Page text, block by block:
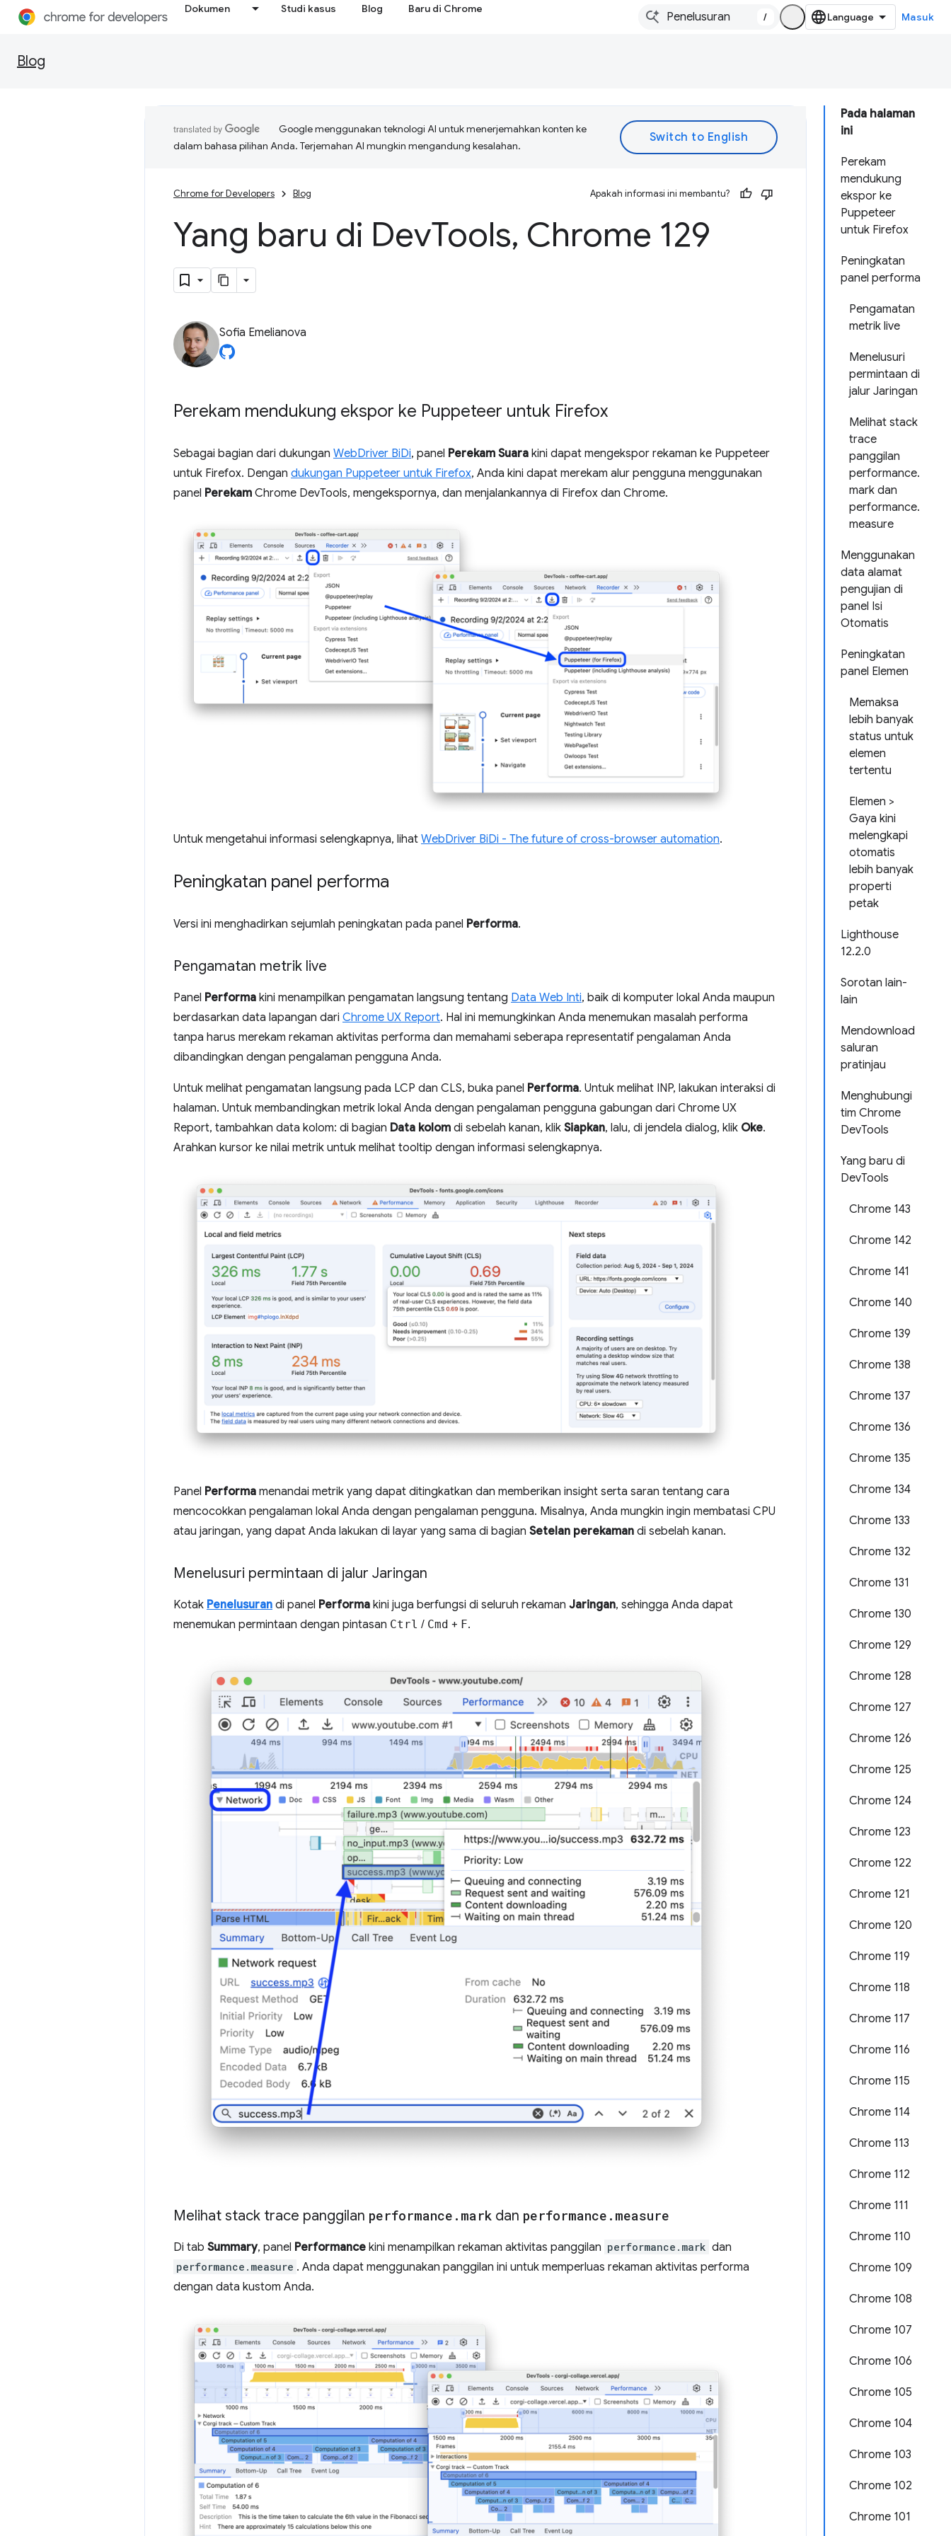
Dokumen Studi kasus Blog Baru di Chrome
/ Masuk
Blog
Pada halaman
ini
Perekam
mendukung
ekspor ke
Puppeteer
untuk Firefox
Peningkatan
panel performa
Pengamatan
metrik live
Menelusuri
permintaan di
jalur Jaringan
Melihat stack
trace
panggilan
performance.
mark dan
performance.
measure
Menggunakan
data alamat
pengujian di
panel Isi
Otomatis
Peningkatan
panel Elemen
Memaksa
lebih banyak
status untuk
elemen
tertentu
Elemen >
Gaya kini
melengkapi
otomatis
lebih banyak
properti
petak
Lighthouse
12.2.0
Sorotan lain-
lain
Mendownload
saluran
pratinjau
Menghubungi
tim Chrome
DevTools
Yang baru di
DevTools
Chrome 143
Chrome 142
Chrome 141
Chrome 140
Chrome 139
Chrome 138
Chrome 137
Chrome 136
Chrome 135
Chrome 134
Chrome 133
Chrome 132
Chrome 131
Chrome 130
Chrome 129
Chrome 128
Chrome 127
Chrome 126
Chrome 125
Chrome 124
Chrome 123
Chrome 122
Chrome 121
Chrome 120
Chrome 119
Chrome 118
Chrome 117
Chrome 116
Chrome 115
Chrome 114
Chrome 113
Chrome 112
Chrome 111
Chrome 110
Chrome 109
Chrome 108
Chrome 107
Chrome 106
Chrome 105
Chrome 104
Chrome 103
Chrome 102
Chrome 101
Google menggunakan teknologi AI untuk menerjemahkan konten ke
dalam bahasa pilihan Anda. Terjemahan AI mungkin mengandung kesalahan.
Chrome for Developers Blog Apakah informasi ini membantu?
Yang baru di DevTools, Chrome 129
Sofia Emelianova
Perekam mendukung ekspor ke Puppeteer untuk Firefox
Sebagai bagian dari dukungan WebDriver BiDi, panel Perekam Suara kini dapat mengekspor rekaman ke Puppeteer
untuk Firefox. Dengan dukungan Puppeteer untuk Firefox, Anda kini dapat merekam alur pengguna menggunakan
panel Perekam Chrome DevTools, mengekspornya, dan menjalankannya di Firefox dan Chrome.
Untuk mengetahui informasi selengkapnya, lihat WebDriver BiDi - The future of cross-browser automation.
Peningkatan panel performa
Versi ini menghadirkan sejumlah peningkatan pada panel Performa.
Pengamatan metrik live
Panel Performa kini menampilkan pengamatan langsung tentang Data Web Inti, baik di komputer lokal Anda maupun
berdasarkan data lapangan dari Chrome UX Report. Hal ini memungkinkan Anda menemukan masalah performa
tanpa harus merekam rekaman aktivitas performa dan memahami seberapa representatif pengalaman Anda
dibandingkan dengan pengalaman pengguna Anda.
Untuk melihat pengamatan langsung pada LCP dan CLS, buka panel Performa. Untuk melihat INP, lakukan interaksi di
halaman. Untuk membandingkan metrik lokal Anda dengan pengalaman pengguna gabungan dari Chrome UX
Report, tambahkan data kolom: di bagian Data kolom di sebelah kanan, klik Siapkan, lalu, di jendela dialog, klik Oke.
Arahkan kursor ke nilai metrik untuk melihat tooltip dengan informasi selengkapnya.
Panel Performa menandai metrik yang dapat ditingkatkan dan memberikan insight serta saran tentang cara
mencocokkan pengalaman lokal Anda dengan pengalaman pengguna. Misalnya, Anda mungkin ingin membatasi CPU
atau jaringan, yang dapat Anda lakukan di layar yang sama di bagian Setelan perekaman di sebelah kanan.
Menelusuri permintaan di jalur Jaringan
Kotak Penelusuran di panel Performa kini juga berfungsi di seluruh rekaman Jaringan, sehingga Anda dapat
menemukan permintaan dengan pintasan Ctrl / Cmd + F.
Melihat stack trace panggilan performance . mark dan performance . measure
Di tab Summary, panel Performance kini menampilkan rekaman aktivitas panggilan performance.mark dan
performance.measure . Anda dapat menggunakan panggilan ini untuk memperluas rekaman aktivitas performa
dengan data kustom Anda.